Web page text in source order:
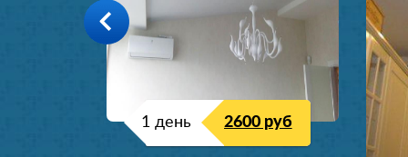
1 день 2600 руб